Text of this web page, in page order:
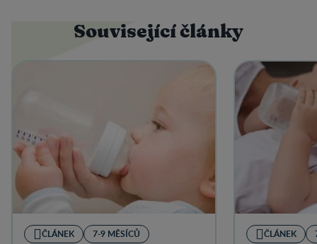
Související články
ČLÁNEK 7-9 MĚSÍCŮ ČLÁNEK